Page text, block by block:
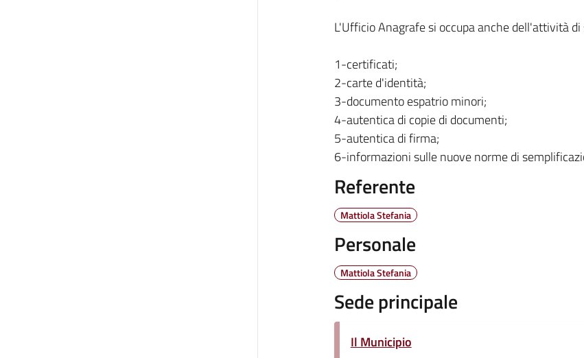
L'Ufficio Anagrafe si occupa anche dell'attività
1-certificati;
2-carte d'identità;
3-documento espatrio minori;
4-autentica di copie di documenti;
5-autentica di firma;
6-informazioni sulle nuove norme di
Referente
Mattiola Stefania
Personale
Mattiola Stefania
Sede principale
Il Municipio